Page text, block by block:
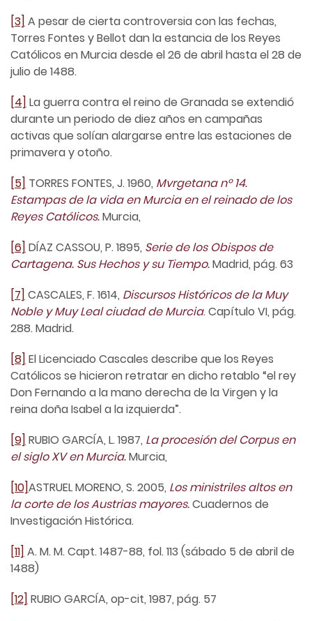
[3] A pesar de cierta controversia con las fechas,
Torres Fontes y Bellot dan la estancia de los Reyes
Católicos en Murcia desde el 26 de abril hasta el 28 de
julio de 1488.
[4] La guerra contra el reino de Granada se extendió
durante un periodo de diez años en campañas
activas que solían alargarse entre las estaciones de
primavera y otoño.
[5] TORRES FONTES, J. 1960, Mvrgetana nº 14.
Estampas de la vida en Murcia en el reinado de los
Reyes Católicos.Murcia,
[6] DÍAZ CASSOU, P. 1895, Serie de los Obispos de
Cartagena. Sus Hechos y su Tiempo.Madrid, pág. 63
[7] CASCALES, F. 1614, Discursos Históricos de la Muy
Noble y Muy Leal ciudad de Murcia. Capítulo VI, pág.
288. Madrid.
[8] El Licenciado Cascales describe que los Reyes
Católicos se hicieron retratar en dicho retablo “el rey
Don Fernando a la mano derecha de la Virgen y la
reina doña Isabel a la izquierda”.
[9] RUBIO GARCÍA, L. 1987, La procesión del Corpus en
el siglo XV en Murcia.Murcia,
[10]ASTRUEL MORENO, S. 2005, Los ministriles altos en
la corte de los Austrias mayores.Cuadernos de
Investigación Histórica.
[11] A. M. M. Capt. 1487-88, fol. 113 (sábado 5 de abril de
1488)
[12] RUBIO GARCÍA, op-cit, 1987, pág. 57